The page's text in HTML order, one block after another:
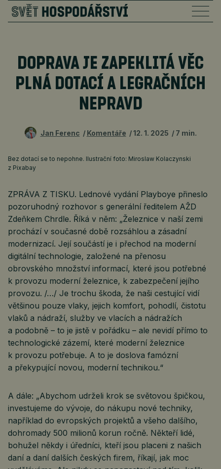
DOPRAVA JE ZAPEKLITÁ VĚC
PLNÁ DOTACÍ A LEGRAČNÍCH
NEPRAVD
Jan Ferenc Komentáře 12. 1. 2025 7 min.
Bez dotací se to nepohne. Ilustrační foto: Miroslaw Kolaczynski
z Pixabay
ZPRÁVA Z TISKU. Lednové vydání Playboye přineslo
pozoruhodný rozhovor s generální ředitelem AŽD
Zdeňkem Chrdle. Říká v něm: „Železnice v naší zemi
prochází v současné době rozsáhlou a zásadní
modernizací. Její součástí je i přechod na moderní
digitální technologie, založené na přenosu
obrovského množství informací, které jsou potřebné
k provozu moderní železnice, k zabezpečení jejího
provozu. /…/ Je trochu škoda, že naši cestující vidí
většinou pouze vlaky, jejich komfort, pohodlí, čistotu
vlaků a nádraží, služby ve vlacích a nádražích
a podobně – to je jistě v pořádku – ale nevidí přímo to
technologické zázemí, které moderní železnice
k provozu potřebuje. A to je doslova famózní
a překypující novou, moderní technikou.“
A dále: „Abychom udrželi krok se světovou špičkou,
investujeme do vývoje, do nákupu nové techniky,
například do evropských projektů a všeho dalšího,
dohromady 500 milionů korun ročně. Někteří lidé,
bohužel někdy i úředníci, kteří jsou placeni z našich
daní a daní dalších českých firem, říkají, jak moc